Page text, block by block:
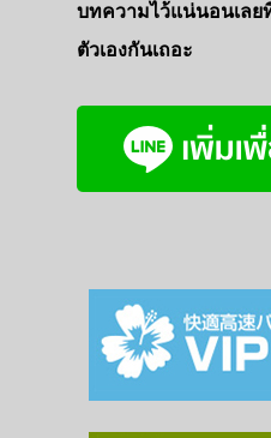
บทความไว้แน่นอนเลย
ตัวเองกันเถอะ